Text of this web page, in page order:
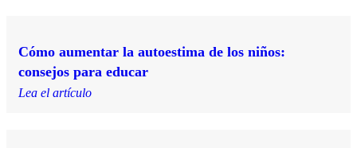
Cómo aumentar la autoestima de los niños:
consejos para educar
Lea el artículo